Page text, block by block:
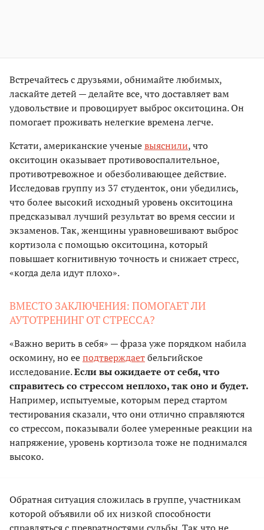
Встречайтесь с друзьями, обнимайте любимых,
ласкайте детей — делайте все, что доставляет вам
удовольствие и провоцирует выброс окситоцина. Он
помогает проживать нелегкие времена легче.
Кстати, американские ученыевыяснили, что
окситоцин оказывает противовоспалительное,
противотревожное и обезболивающее действие.
Исследовав группу из 37 студенток, они убедились,
что более высокий исходный уровень окситоцина
предсказывал лучший результат во время сессии и
экзаменов. Так, женщины уравновешивают выброс
кортизола с помощью окситоцина, который
повышает когнитивную точность и снижает стресс,
«когда дела идут плохо».
ВМЕСТО ЗАКЛЮЧЕНИЯ: ПОМОГАЕТ ЛИ
АУТОТРЕНИНГ ОТ СТРЕССА?
«Важно верить в себя» — фраза уже порядком набила
оскомину, но ееподтверждаетбельгийское
исследование.Если вы ожидаете от себя, что
справитесь со стрессом неплохо, так оно и будет.
Например, испытуемые, которым перед стартом
тестирования сказали, что они отлично справляются
со стрессом, показывали более умеренные реакции на
напряжение, уровень кортизола тоже не поднимался
высоко.
Обратная ситуация сложилась в группе, участникам
которой объявили об их низкой способности